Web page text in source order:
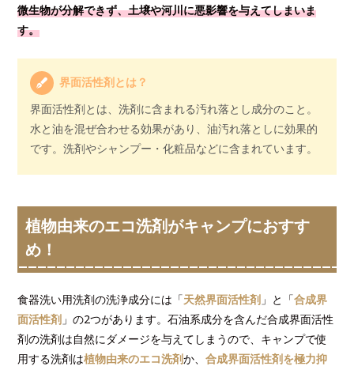
微生物が分解できず、土壌や河川に悪影響を与えてしまいま
す。
界面活性剤とは？
界面活性剤とは、洗剤に含まれる汚れ落とし成分のこと。
水と油を混ぜ合わせる効果があり、油汚れ落としに効果的
です。洗剤やシャンプー・化粧品などに含まれています。
植物由来のエコ洗剤がキャンプにおすす
め！
食器洗い用洗剤の洗浄成分には「天然界面活性剤 」と「合成界
面活性剤 」の2つがあります。石油系成分を含んだ合成界面活性
剤の洗剤は自然にダメージを与えてしまうので、キャンプで使
用する洗剤は植物由来のエコ洗剤か、合成界面活性剤を極力抑